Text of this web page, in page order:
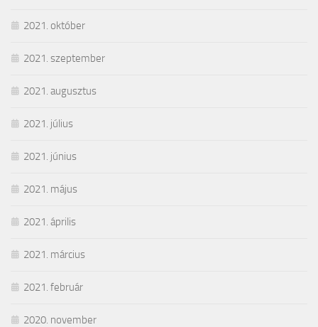
2021. október
2021. szeptember
2021. augusztus
2021. július
2021. június
2021. május
2021. április
2021. március
2021. február
2020. november